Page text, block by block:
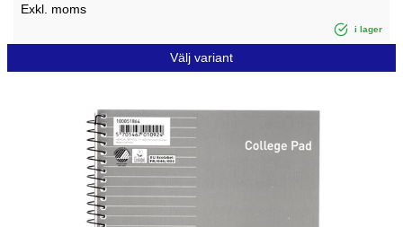
Exkl. moms
i lager
Välj variant